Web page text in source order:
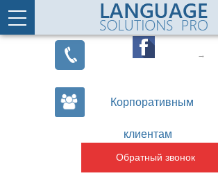
Перейти к основному содержанию
Корпоративным
клиентам
Обратный звонок
Статьи Карта сайта